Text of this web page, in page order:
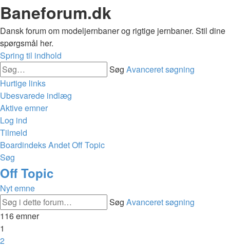
Baneforum.dk
Dansk forum om modeljernbaner og rigtige jernbaner. Stil dine
spørgsmål her.
Spring til indhold
Søg Avanceret søgning
Hurtige links
Ubesvarede indlæg
Aktive emner
Log ind
Tilmeld
BoardindeksAndetOff Topic
Søg
Off Topic
Nyt emne
Søg Avanceret søgning
116 emner
1
2